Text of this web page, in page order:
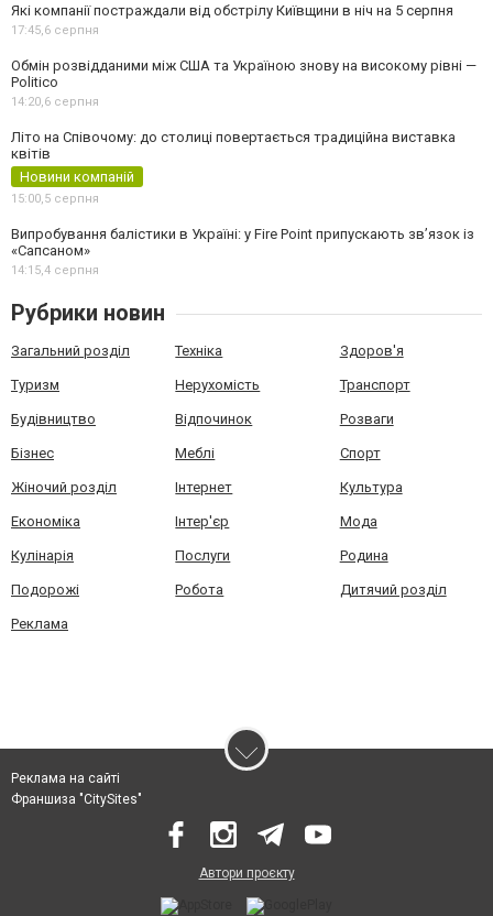
Які компанії постраждали від обстрілу Київщини в ніч на 5 серпня
17:45,6 серпня
Обмін розвідданими між США та Україною знову на високому рівні —
Politico
14:20,6 серпня
Літо на Співочому: до столиці повертається традиційна виставка
квітів
Новини компаній
15:00,5 серпня
Випробування балістики в Україні: у Fire Point припускають зв’язок із
«Сапсаном»
14:15,4 серпня
Рубрики новин
Загальний розділ Техніка Здоров'я
Туризм Нерухомість Транспорт
Будівництво Відпочинок Розваги
Бізнес Меблі Спорт
Жіночий розділ Інтернет Культура
Економіка Інтер'єр Мода
Кулінарія Послуги Родина
Подорожі Робота Дитячий розділ
Реклама
Реклама на сайті
Франшиза "CitySites"
Автори проєкту